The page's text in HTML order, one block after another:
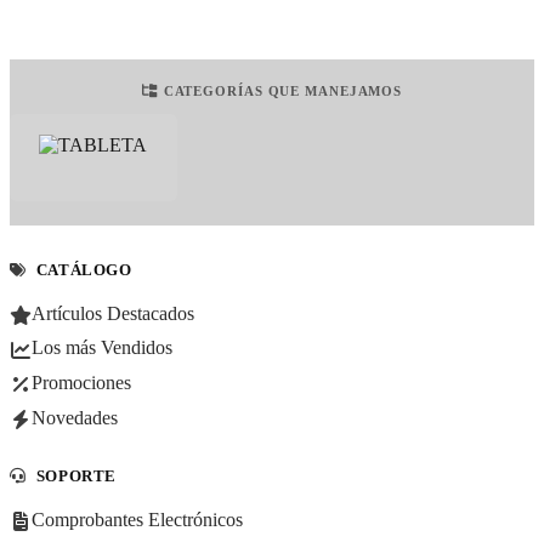
CATEGORÍAS QUE MANEJAMOS
CATÁLOGO
Artículos Destacados
Los más Vendidos
Promociones
Novedades
SOPORTE
Comprobantes Electrónicos